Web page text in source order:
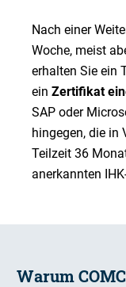
Nach einer
Woche, meist
erhalten Sie ein
ein Zertifikat
SAP oder
hingegen, die in
Teilzeit 36
anerkannten
Warum